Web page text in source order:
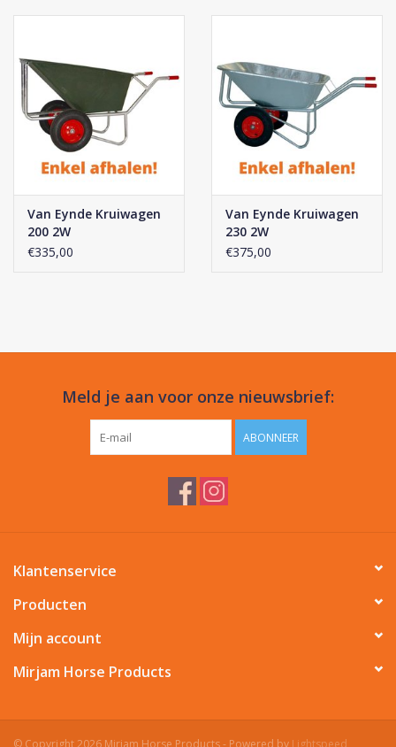
Van Eynde Kruiwagen
200 2W
€335,00
Van Eynde Kruiwagen
230 2W
€375,00
Meld je aan voor onze nieuwsbrief:
ABONNEER
Klantenservice
Producten
Mijn account
Mirjam Horse Products